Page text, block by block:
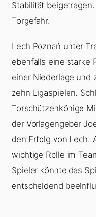
Stabilität
Torgefahr.
Lech Poznań unter
ebenfalls eine starke
einer Niederlage und
zehn Ligaspielen.
Torschützenkönige
der Vorlagengeber
den Erfolg von Lech.
wichtige Rolle im
Spieler könnte das
entscheidend